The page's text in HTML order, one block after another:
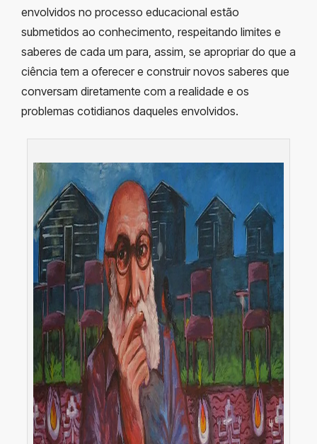
envolvidos no processo educacional estão
submetidos ao conhecimento, respeitando limites e
saberes de cada um para, assim, se apropriar do que a
ciência tem a oferecer e construir novos saberes que
conversam diretamente com a realidade e os
problemas cotidianos daqueles envolvidos.